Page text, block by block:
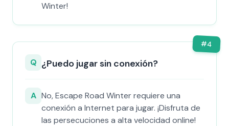
Winter!
#4
Q ¿Puedo jugar sin conexión?
A No, Escape Road Winter requiere una
conexión a Internet para jugar. ¡Disfruta de
las persecuciones a alta velocidad online!